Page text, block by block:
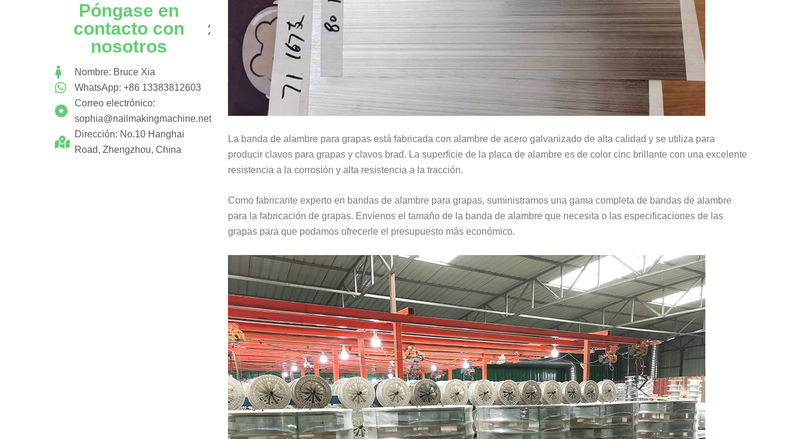
Póngase en
contacto con
nosotros
Nombre: Bruce Xia
WhatsApp: +86 13383812603
Correo electrónico:
sophia@nailmakingmachine.net
Dirección: No.10 Hanghai
Road, Zhengzhou, China
La banda de alambre para grapas está fabricada con alambre de acero galvanizado de alta calidad y se utiliza para
producir clavos para grapas y clavos brad. La superficie de la placa de alambre es de color cinc brillante con una excelente
resistencia a la corrosión y alta resistencia a la tracción.
Como fabricante experto en bandas de alambre para grapas, suministramos una gama completa de bandas de alambre
para la fabricación de grapas. Envíenos el tamaño de la banda de alambre que necesita o las especificaciones de las
grapas para que podamos ofrecerle el presupuesto más económico.